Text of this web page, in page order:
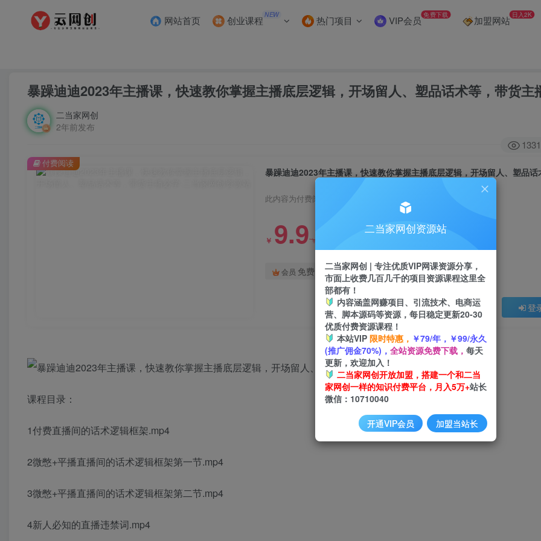
网站首页 创业课程 NEW 热门项目 VIP会员 免费下载 加盟网站 日入2K
暴躁迪迪2023年主播课，快速教你掌握主播底层逻辑，开场留人、塑品话术等，带货主
二当家网创
2年前发布
1331
此内容为付费阅读，请付费后查看
￥ 9.9￥
会员 免费
登
付费阅读
课程目录：
1付费直播间的话术逻辑框架.mp4
2微憋+平播直播间的话术逻辑框架第一节.mp4
3微憋+平播直播间的话术逻辑框架第二节.mp4
4新人必知的直播违禁词.mp4
二当家网创资源站
二当家网创 | 专注优质VIP网课资源分享，
市面上收费几百几千的项目资源课程这里全
部都有！
内容涵盖网赚项目、引流技术、电商运
营、脚本源码等资源，每日稳定更新20-30
优质付费资源课程！
本站VIP 限时特惠， ￥79/年，￥99/永久
(推广佣金70%)， 全站资源免费下载， 每天
更新，欢迎加入！
二当家网创开放加盟，搭建一个和二当
家网创一样的知识付费平台，月入5万+站长
微信：10710040
开通VIP会员 加盟当站长